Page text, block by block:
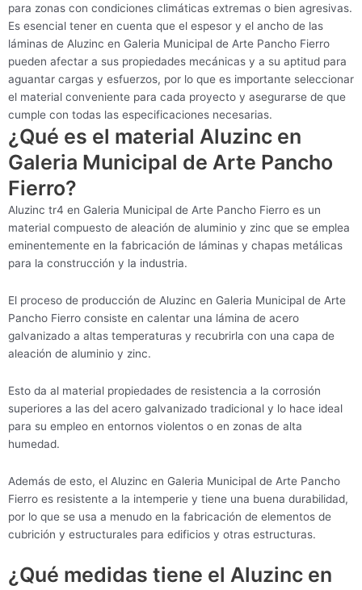
para zonas con condiciones climáticas extremas o bien agresivas.
Es esencial tener en cuenta que el espesor y el ancho de las
láminas de Aluzinc en Galeria Municipal de Arte Pancho Fierro
pueden afectar a sus propiedades mecánicas y a su aptitud para
aguantar cargas y esfuerzos, por lo que es importante seleccionar
el material conveniente para cada proyecto y asegurarse de que
cumple con todas las especificaciones necesarias.
¿Qué es el material Aluzinc en
Galeria Municipal de Arte Pancho
Fierro?
Aluzinc tr4 en Galeria Municipal de Arte Pancho Fierro es un
material compuesto de aleación de aluminio y zinc que se emplea
eminentemente en la fabricación de láminas y chapas metálicas
para la construcción y la industria.
El proceso de producción de Aluzinc en Galeria Municipal de Arte
Pancho Fierro consiste en calentar una lámina de acero
galvanizado a altas temperaturas y recubrirla con una capa de
aleación de aluminio y zinc.
Esto da al material propiedades de resistencia a la corrosión
superiores a las del acero galvanizado tradicional y lo hace ideal
para su empleo en entornos violentos o en zonas de alta
humedad.
Además de esto, el Aluzinc en Galeria Municipal de Arte Pancho
Fierro es resistente a la intemperie y tiene una buena durabilidad,
por lo que se usa a menudo en la fabricación de elementos de
cubrición y estructurales para edificios y otras estructuras.
¿Qué medidas tiene el Aluzinc en